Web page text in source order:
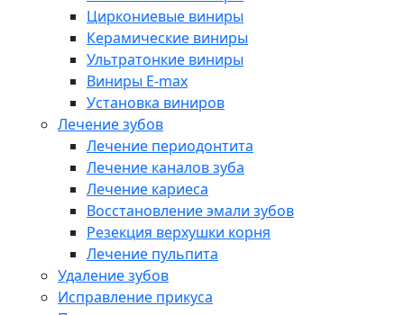
Циркониевые виниры
Керамические виниры
Ультратонкие виниры
Виниры E-max
Установка виниров
Лечение зубов
Лечение периодонтита
Лечение каналов зуба
Лечение кариеса
Восстановление эмали зубов
Резекция верхушки корня
Лечение пульпита
Удаление зубов
Исправление прикуса